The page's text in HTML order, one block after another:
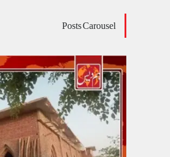
Posts Carousel